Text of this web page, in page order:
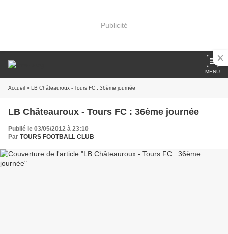
Publicité
MENU
Accueil » LB Châteauroux - Tours FC : 36ème journée
LB Châteauroux - Tours FC : 36ème journée
Publié le 03/05/2012 à 23:10
Par TOURS FOOTBALL CLUB